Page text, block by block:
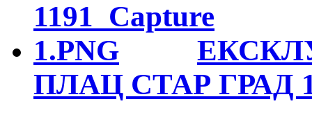
ПЛАЦ СТАР ГРАД